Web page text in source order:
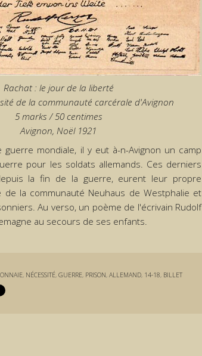
Rachat : le jour de la liberté
de la communauté carcérale d'Avignon
5 marks / 50 centimes
Avignon, Noël 1921
guerre mondiale, il y eut à-n-Avignon un camp
pour les soldats allemands. Ces derniers
la fin de la guerre, eurent leur propre
de la communauté Neuhaus de Westphalie et
Au verso, un poème de l'écrivain Rudolf
au secours de ses enfants.
, NÉCESSITÉ,GUERRE, PRISON,ALLEMAND, 14-18, BILLET